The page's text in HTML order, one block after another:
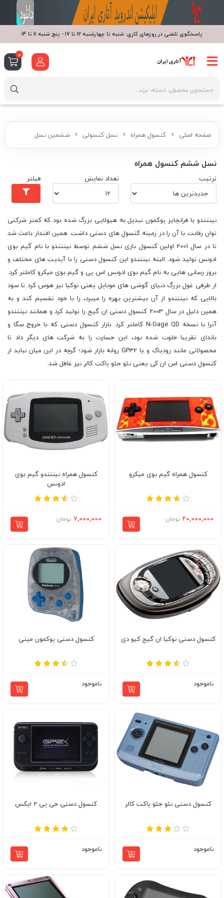
صفحه اصلی کنسول همراه نسل کنسولی ششمین نسل
نسل ششم کنسول همراه
ترتیب تعداد نمایش فیلتر
نینتندو با فرانچایز پوکمون تبدیل به هیولایی بزرگ شده بود که کمتر شرکتی
توان رقابت با آن را در زمینه کنسول های دستی داشت. همین اقتدار باعث شد
تا در سال 2001 اولین کنسول بازی نسل ششم توسط نینتندو با نام گیم بوی
ادونس تولید شود. البته نینتندو این کنسول دستی را با آپدیت های مختلف و
بروز رسانی هایی به نام گیم بوی ادونس اس پی و گیم بوی میکرو کاملتر کرد.
از طرفی غول بزرگ دنیای گوشی های موبایل یعنی نوکیا نیز هوس کرد تا سود
بالایی که نینتندو از آن بیشترین بهره را میبرد، را با خود تقسیم کند و به
همین دلیل در سال 2003 کنسول دستی ان گیج را تولید کرد و همانند نینتندو
آنرا با نسخه N-Gage QD کاملتر کرد. بازار کنسول دستی که با خروج سگا و
باندای تقریبا خلوت شده بود، این جسارت را به شرکت های دیگر داد تا
محصولاتی مانند زودیاک و یا GP32 روانه بازار شود؛ گرچه در این میان نباید از
کنسول دستی اس ان کی یعنی نئو جئو پاکت کالر نیز غافل شد.
کنسول همراه گیم بوی میکرو
20,000,000 تومان
کنسول همراه نینتندو گیم بوی
ادونس
7,000,000 تومان
کنسول دستی نوکیا ان گیج کیو دی
ناموجود
کنسول دستی پوکمون مینی
ناموجود
کنسول دستی نئو جئو پاکت کالر
ناموجود
کنسول دستی جی پی 2 ایکس
ناموجود
پاسخگوی تلفنی در روزهای کاری: شنبه تا چهارشنبه 12 تا 17 - پنج شنبه 11 تا 14
0